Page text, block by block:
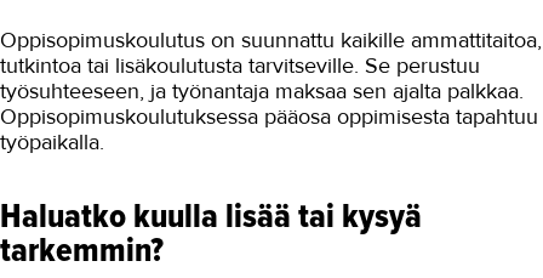
Oppisopimuskoulutus on suunnattu kaikille ammattitaitoa,
tutkintoa tai lisäkoulutusta tarvitseville. Se perustuu
työsuhteeseen, ja työnantaja maksaa sen ajalta palkkaa.
Oppisopimuskoulutuksessa pääosa oppimisesta tapahtuu
työpaikalla.
Haluatko kuulla lisää tai kysyä
tarkemmin?